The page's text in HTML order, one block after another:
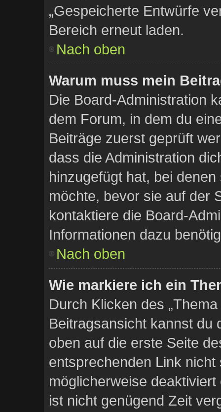
„Gespeicherte Entwürfe
Bereich erneut laden.
Nach oben
Warum muss mein
Die Board-Administration
dem Forum, in dem du
Beiträge zuerst geprüft
dass die Administration
hinzugefügt hat, bei
möchte, bevor sie auf der
kontaktiere die Board-
Informationen dazu
Nach oben
Wie markiere ich ein
Durch Klicken des
Beitragsansicht kannst du
oben auf die erste Seite
entsprechenden Link
möglicherweise
ist nicht genügend Zeit